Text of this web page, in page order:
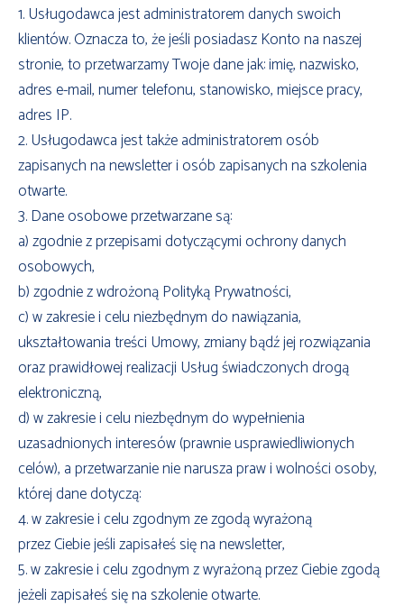
1. Usługodawca jest administratorem danych swoich
klientów. Oznacza to, że jeśli posiadasz Konto na naszej
stronie, to przetwarzamy Twoje dane jak: imię, nazwisko,
adres e-mail, numer telefonu, stanowisko, miejsce pracy,
adres IP.
2. Usługodawca jest także administratorem osób
zapisanych na newsletter i osób zapisanych na szkolenia
otwarte.
3. Dane osobowe przetwarzane są:
a) zgodnie z przepisami dotyczącymi ochrony danych
osobowych,
b) zgodnie z wdrożoną Polityką Prywatności,
c) w zakresie i celu niezbędnym do nawiązania,
ukształtowania treści Umowy, zmiany bądź jej rozwiązania
oraz prawidłowej realizacji Usług świadczonych drogą
elektroniczną,
d) w zakresie i celu niezbędnym do wypełnienia
uzasadnionych interesów (prawnie usprawiedliwionych
celów), a przetwarzanie nie narusza praw i wolności osoby,
której dane dotyczą:
4. w zakresie i celu zgodnym ze zgodą wyrażoną
przez Ciebie jeśli zapisałeś się na newsletter,
5. w zakresie i celu zgodnym z wyrażoną przez Ciebie zgodą
jeżeli zapisałeś się na szkolenie otwarte.